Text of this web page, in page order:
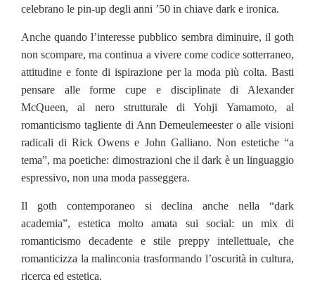
celebrano le pin-up degli anni ’50 in chiave dark e ironica.
Anche quando l’interesse pubblico sembra diminuire, il goth
non scompare, ma continua a vivere come codice sotterraneo,
attitudine e fonte di ispirazione per la moda più colta. Basti
pensare alle forme cupe e disciplinate di Alexander
McQueen, al nero strutturale di Yohji Yamamoto, al
romanticismo tagliente di Ann Demeulemeester o alle visioni
radicali di Rick Owens e John Galliano. Non estetiche “a
tema”, ma poetiche: dimostrazioni che il dark è un linguaggio
espressivo, non una moda passeggera.
Il goth contemporaneo si declina anche nella “dark
academia”, estetica molto amata sui social: un mix di
romanticismo decadente e stile preppy intellettuale, che
romanticizza la malinconia trasformando l’oscurità in cultura,
ricerca ed estetica.